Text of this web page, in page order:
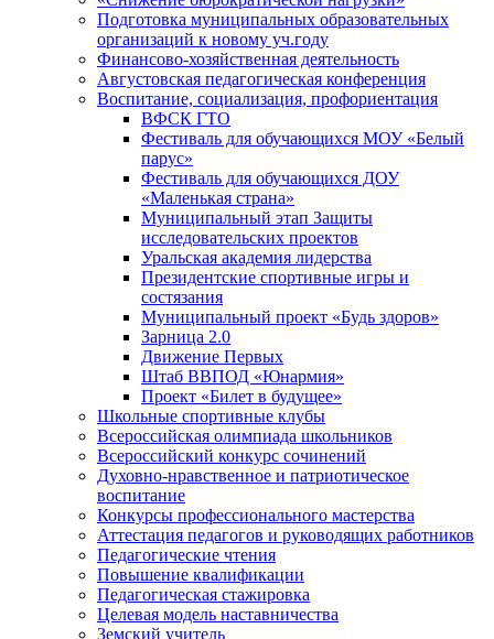
Подготовка муниципальных образовательных
организаций к новому уч.году
Финансово-хозяйственная деятельность
Августовская педагогическая конференция
Воспитание, социализация, профориентация
ВФСК ГТО
Фестиваль для обучающихся МОУ «Белый
парус»
Фестиваль для обучающихся ДОУ
«Маленькая страна»
Муниципальный этап Защиты
исследовательских проектов
Уральская академия лидерства
Президентские спортивные игры и
состязания
Муниципальный проект «Будь здоров»
Зарница 2.0
Движение Первых
Штаб ВВПОД «Юнармия»
Проект «Билет в будущее»
Школьные спортивные клубы
Всероссийская олимпиада школьников
Всероссийский конкурс сочинений
Духовно-нравственное и патриотическое
воспитание
Конкурсы профессионального мастерства
Аттестация педагогов и руководящих работников
Педагогические чтения
Повышение квалификации
Педагогическая стажировка
Целевая модель наставничества
Земский учитель